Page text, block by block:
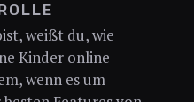
weißt du, wie
Kinder online
wenn es um